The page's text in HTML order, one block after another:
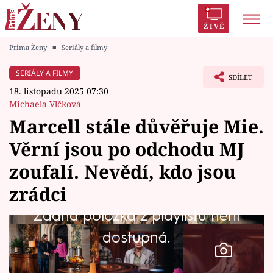
ŽIVĚ
Módní alarm
Témata
Celebrity
Vztahy
Seriály
Prima Ženy ■ Seriály a filmy
SERIÁLY A FILMY
18. listopadu 2025 07:30
Michaela Vlčková
SDÍLET
Marcell stále důvěřuje Mie.
Věrní jsou po odchodu MJ
zoufalí. Nevědí, kdo jsou
zrádci
Žádná položka z playlistu není
dostupná.